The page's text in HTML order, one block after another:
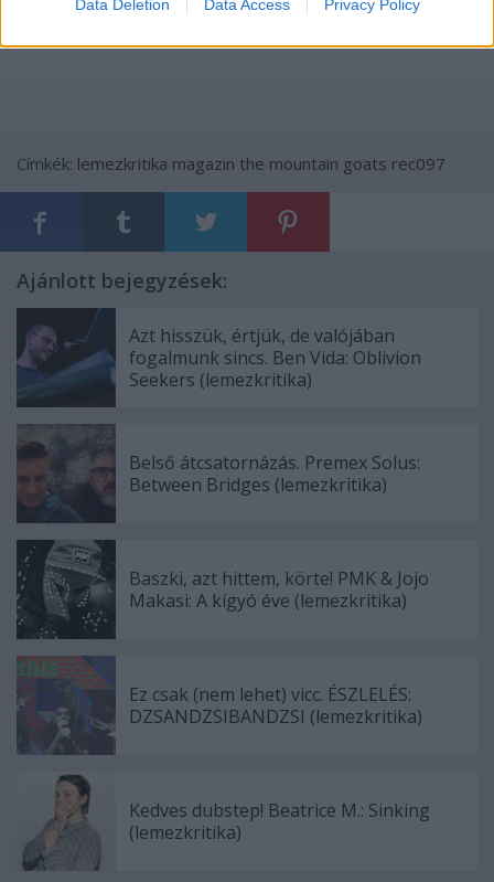
Data Deletion Data Access Privacy Policy
Címkék: lemezkritika magazin the mountain goats rec097
Ajánlott bejegyzések:
Azt hisszük, értjük, de valójában
fogalmunk sincs. Ben Vida: Oblivion
Seekers (lemezkritika)
Belső átcsatornázás. Premex Solus:
Between Bridges (lemezkritika)
Baszki, azt hittem, körte! PMK & Jojo
Makasi: A kígyó éve (lemezkritika)
Ez csak (nem lehet) vicc. ÉSZLELÉS:
DZSANDZSIBANDZSI (lemezkritika)
Kedves dubstep! Beatrice M.: Sinking
(lemezkritika)